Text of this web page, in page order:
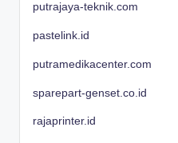
putrajaya-teknik.com
pastelink.id
putramedikacenter.com
sparepart-genset.co.id
rajaprinter.id